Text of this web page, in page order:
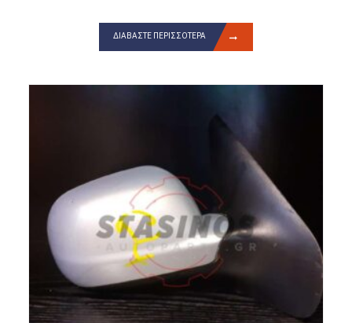
ΔΙΑΒΆΣΤΕ ΠΕΡΙΣΣΌΤΕΡΑ